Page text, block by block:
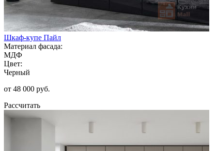
Шкаф-купе Пайл
Материал фасада:
МДФ
Цвет:
Черный
от 48 000 руб.
Рассчитать